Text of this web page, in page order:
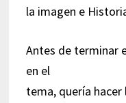
la imagen e
Antes de terminar
en el
tema, quería